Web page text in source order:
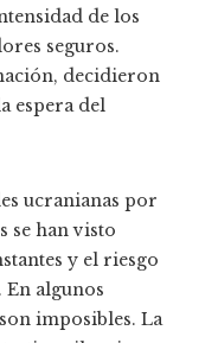
de los
seguros.
decidieron
espera del
ucranianas por
se han visto
y el riesgo
En algunos
imposibles. La